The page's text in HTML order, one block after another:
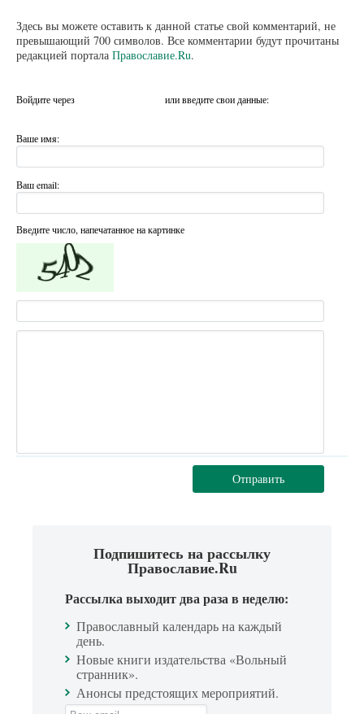
Здесь вы можете оставить к данной статье свой комментарий, не
превышающий 700 символов. Все комментарии будут прочитаны
редакцией портала Православие.Ru.
Войдите через или введите свои данные:
Ваше имя:
Ваш email:
Введите число, напечатанное на картинке
Отправить
Подпишитесь на рассылку
Православие.Ru
Рассылка выходит два раза в неделю:
Православный календарь на каждый
день.
Новые книги издательства «Вольный
странник».
Анонсы предстоящих мероприятий.